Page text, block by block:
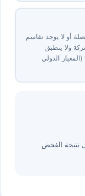
أو لا يوجد تقاسم
ولا ينطبق
المعيار الدولي لإعداد التقارير المالية رقم ⁦11⁩ (المعيار الدولي
نتيجة الفحص